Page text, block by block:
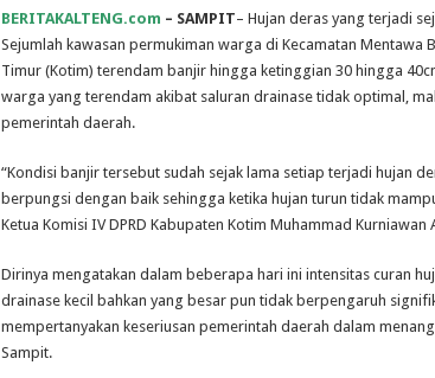
BERITAKALTENG.com – SAMPIT– Hujan deras yang terjadi
Sejumlah kawasan permukiman warga di Kecamatan Mentawa
Timur (Kotim) terendam banjir hingga ketinggian 30 hingga
warga yang terendam akibat saluran drainase tidak optimal,
pemerintah daerah.
“Kondisi banjir tersebut sudah sejak lama setiap terjadi hujan
berpungsi dengan baik sehingga ketika hujan turun tidak
Ketua Komisi IV DPRD Kabupaten Kotim Muhammad Kurniawan
Dirinya mengatakan dalam beberapa hari ini intensitas curan
drainase kecil bahkan yang besar pun tidak berpengaruh
mempertanyakan keseriusan pemerintah daerah dalam
Sampit.